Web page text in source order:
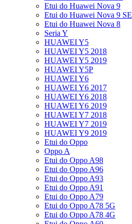
Etui do Huawei Nova 9
Etui do Huawei Nova 9 SE
Etui do Huawei Nova 8
Seria Y
HUAWEI Y5
HUAWEI Y5 2018
HUAWEI Y5 2019
HUAWEI Y5P
HUAWEI Y6
HUAWEI Y6 2017
HUAWEI Y6 2018
HUAWEI Y6 2019
HUAWEI Y7 2018
HUAWEI Y7 2019
HUAWEI Y9 2019
Etui do Oppo
Oppo A
Etui do Oppo A98
Etui do Oppo A96
Etui do Oppo A93
Etui do Oppo A91
Etui do Oppo A79
Etui do Oppo A78 5G
Etui do Oppo A78 4G